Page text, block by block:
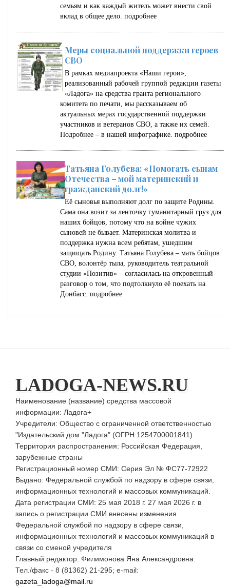
семьям и как каждый житель может внести свой
вклад в общее дело. подробнее
Меры социальной поддержки героев
СВО
В рамках медиапроекта «Наши герои»,
реализованный рабочей группой редакции газеты
«Ладога» на средства гранта регионального
комитета по печати, мы рассказываем об
актуальных мерах государственной поддержки
участников и ветеранов СВО, а также их семей.
Подробнее – в нашей инфографике. подробнее
Татьяна Голубева: «Помогать сынам
Отечества – мой материнский и
гражданский долг!»
Её сыновья выполняют долг по защите Родины.
Сама она возит за ленточку гуманитарный груз для
наших бойцов, потому что на войне чужих
сыновей не бывает. Материнская молитва и
поддержка нужна всем ребятам, ушедшим
защищать Родину. Татьяна Голубева – мать бойцов
СВО, волонтёр тыла, руководитель театральной
студии «Позитив» – согласилась на откровенный
разговор о том, что подтолкнуло её поехать на
Донбасс. подробнее
LADOGA-NEWS.RU
Наименование (название) средства массовой
информации: Ладога+
Учредители: Общество с ограниченной ответственностью
"Издательский дом "Ладога" (ОГРН 1254700001841)
Территория распространения: Российская Федерация,
зарубежные страны
Регистрационный номер СМИ: Серия Эл № ФС77-72922
Выдано: Федеральной службой по надзору в сфере связи,
информационных технологий и массовых коммуникаций.
Дата регистрации СМИ: 25 мая 2018 г. 27 мая 2026 г. в
запись о регистрации СМИ внесены изменения
Федеральной службой по надзору в сфере связи,
информационных технологий и массовых коммуникаций в
связи со сменой учредителя
Главный редактор: Филимонова Яна Александровна.
Тел./факс - 8 (81362) 21-295; e-mail:
gazeta_ladoga@mail.ru